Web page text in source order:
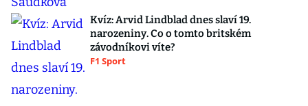
Kvíz: Arvid Lindblad dnes slaví 19.
narozeniny. Co o tomto britském
závodníkovi víte?
F1 Sport